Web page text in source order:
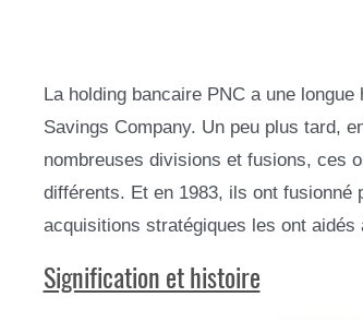
La holding bancaire PNC a une
Savings Company. Un peu plus tard,
nombreuses divisions et fusions, ces
différents. Et en 1983, ils ont fusionné
acquisitions stratégiques les ont aidés
Signification et histoire